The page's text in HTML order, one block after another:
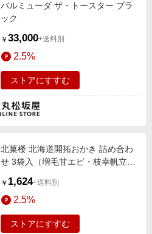
バルミューダ ザ・トースター ブラ
ック
￥ 33,000+送料別
2.5%
ストアにすすむ
北菓楼 北海道開拓おかき 詰め合わ
せ 3袋入（増毛甘エビ・枝幸帆立・
￥ 1,624+送料別
2.5%
ストアにすすむ